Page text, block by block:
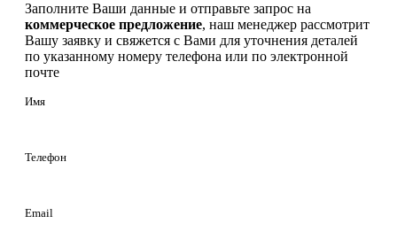
Заполните Ваши данные и отправьте запрос на
коммерческое предложение, наш менеджер рассмотрит
Вашу заявку и свяжется с Вами для уточнения деталей
по указанному номеру телефона или по электронной
почте
Имя
Телефон
Email